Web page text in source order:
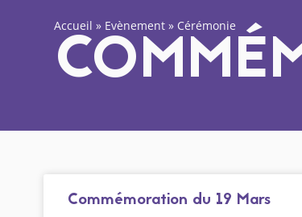
Accueil » Evènement » Cérémonie
Commémoration du 19 Mars